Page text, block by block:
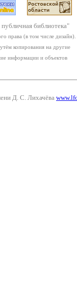
библиотека"
права (в том числе дизайн).
копирования на другие
информации и объектов
Д. С. Лихачёва